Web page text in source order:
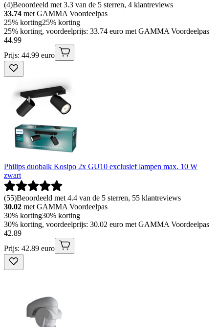
(4)Beoordeeld met 3.3 van de 5 sterren, 4 klantreviews
33.74 met GAMMA Voordeelpas
25% korting25% korting
25% korting, voordeelprijs: 33.74 euro met GAMMA Voordeelpas
44.99
Prijs: 44.99 euro
Philips duobalk Kosipo 2x GU10 exclusief lampen max. 10 W
zwart
(55)Beoordeeld met 4.4 van de 5 sterren, 55 klantreviews
30.02 met GAMMA Voordeelpas
30% korting30% korting
30% korting, voordeelprijs: 30.02 euro met GAMMA Voordeelpas
42.89
Prijs: 42.89 euro